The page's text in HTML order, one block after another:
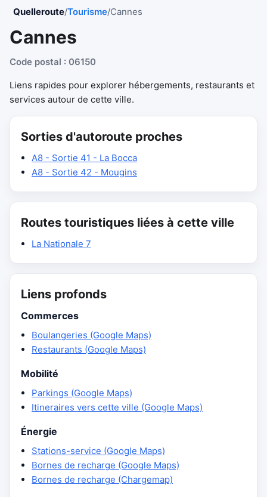
Quelleroute/Tourisme/Cannes
Cannes
Code postal : 06150
Liens rapides pour explorer hébergements, restaurants et
services autour de cette ville.
Sorties d'autoroute proches
A8 - Sortie 41 - La Bocca
A8 - Sortie 42 - Mougins
Routes touristiques liées à cette ville
La Nationale 7
Liens profonds
Commerces
Boulangeries (Google Maps)
Restaurants (Google Maps)
Mobilité
Parkings (Google Maps)
Itineraires vers cette ville (Google Maps)
Énergie
Stations-service (Google Maps)
Bornes de recharge (Google Maps)
Bornes de recharge (Chargemap)